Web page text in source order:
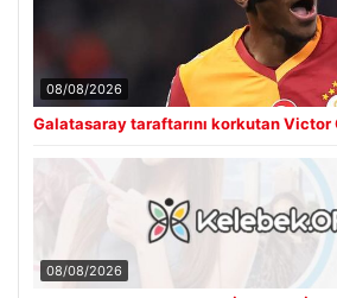
08/08/2026
Galatasaray taraftarını korkutan Victor
08/08/2026